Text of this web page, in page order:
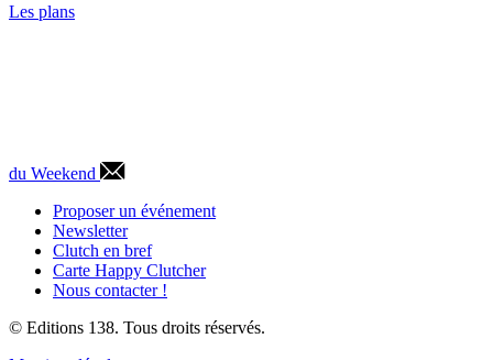
Les plans
du Weekend
Proposer un événement
Newsletter
Clutch en bref
Carte Happy Clutcher
Nous contacter !
© Editions 138. Tous droits réservés.